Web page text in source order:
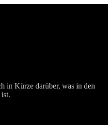
in Kürze darüber, was in den